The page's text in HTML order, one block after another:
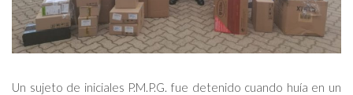
Un sujeto de iniciales P.M.P.G. fue detenido cuando huía en un